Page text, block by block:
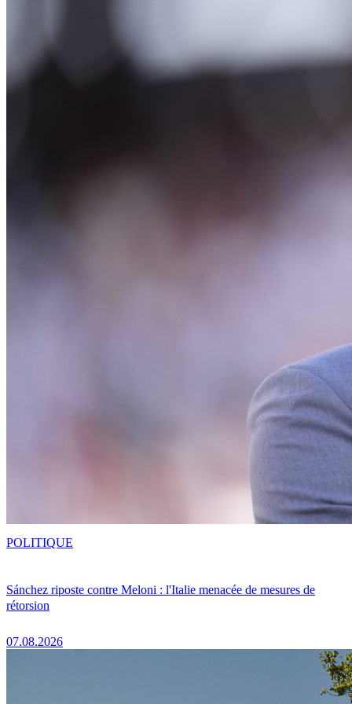
Sánchez riposte contre Meloni : l'Italie menacée de mesures de
rétorsion
07.08.2026
POLITIQUE